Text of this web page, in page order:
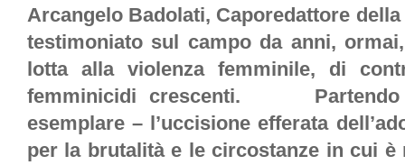
Arcangelo Badolati, Caporedattore
testimoniato sul campo da anni,
lotta alla violenza femminile, di
femminicidi crescenti. Partendo
esemplare – l’uccisione efferata
per la brutalità e le circostanze in cui è